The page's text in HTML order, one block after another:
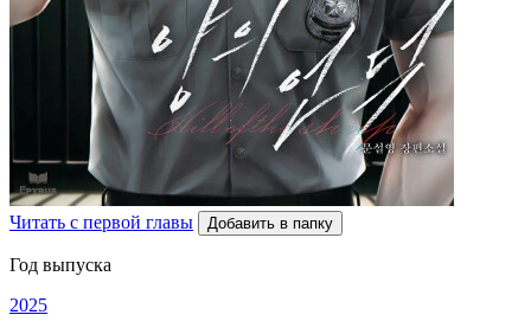
Читать с первой главы Добавить в папку
Год выпуска
2025